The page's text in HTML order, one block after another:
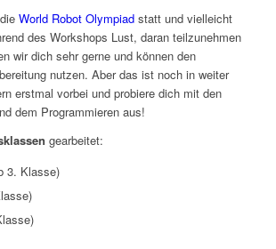
World Robot Olympiadstatt und vielleicht
des Workshops Lust, daran teilzunehmen
wir dich sehr gerne und können den
nutzen. Aber das ist noch in weiter
erstmal vorbei und probiere dich mit den
dem Programmieren aus!
gearbeitet:
3. Klasse)